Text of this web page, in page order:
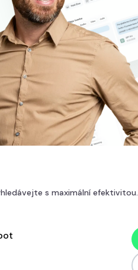
s maximální efektivitou.